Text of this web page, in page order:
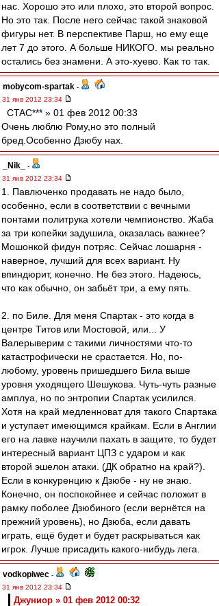
нас. Хорошо это или плохо, это второй вопрос.
Но это так. После него сейчас такой знаковой
фигуры нет. В перспективе Парш, но ему еще
лет 7 до этого. А больше НИКОГО. мы реально
остались без знамени. А это-хуево. Как то так.
mobycom-spartak -
31 янв 2012 23:34
CTAC*** » 01 фев 2012 00:33
Очень люблю Рому,но это полный
бред.Особенно Дзюбу нах.
_Nik_
-
31 янв 2012 23:34
1. Павлюченко продавать не надо было,
особенно, если в соответствии с вечными
понтами политрука хотели чемпионство. Жаба
за три копейки задушила, оказалась важнее?
Мошонкой фидун потряс. Сейчас лошарня -
наверное, лучший для всех вариант. Ну
впиндюрит, конечно. Не без этого. Надеюсь,
что как обычно, он забьёт три, а ему пять.
2. по Биле. Для меня Спартак - это когда в
центре Титов или Мостовой, или... У
Валерыверим с такими личностями что-то
катастрофически не срастается. Но, по-
любому, уровень пришедшего Била выше
уровня уходящего Шешукова. Чуть-чуть разные
амплуа, но по энтропии Спартак усилился.
Хотя на край медленноват для такого Спартака
и уступает имеющимся крайкам. Если в Англии
его на лавке научили пахать в защите, то будет
интересный вариант ЦПЗ с ударом и как
второй эшелон атаки. (ДК обратно на край?).
Если в конкуренцию к Дзюбе - ну не знаю.
Конечно, он поспокойнее и сейчас положит в
рамку поболее Дзюбиного (если вернётся на
прежний уровень), но Дзюба, если давать
играть, ещё будет и будет раскрываться как
игрок. Лучше присадить какого-нибудь лега.
vodkopiwec -
31 янв 2012 23:34
Джуниор » 01 фев 2012 00:32